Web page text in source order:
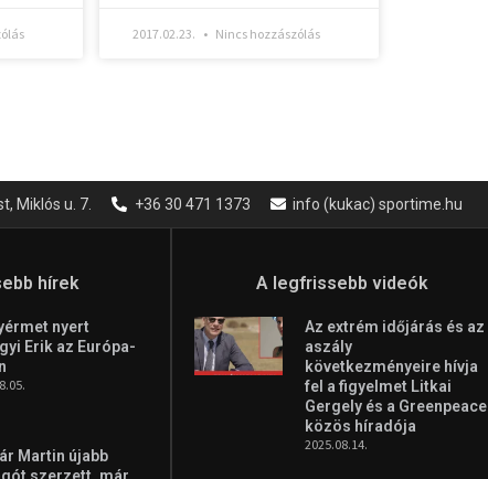
2017.02.23. Nincs hozzászólás
Miklós u. 7. +36 30 471 1373 info (kukac) sportime.hu
hírek
nyert
Erik az Európa-
Martin újabb
A legfrissebb videók
Az extrém időjárás és az
aszály
következményeire hívja
fel a figyelmet Litkai
Gergely és a Greenpeace
közös híradója
2025.08.14.